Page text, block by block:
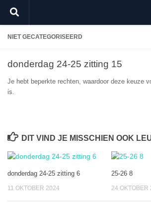
Doorgaan naar inhoud
NIET GECATEGORISEERD
donderdag 24-25 zitting 15
Je hebt beperkte rechten, waardoor deze keuze
is.
DIT VIND JE MISSCHIEN OOK
donderdag 24-25 zitting 6
11 OKTOBER 2024
25-26 8
24 OKTOBER